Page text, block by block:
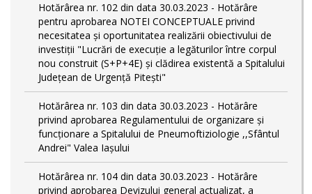
Hotărârea nr. 102 din data 30.03.2023 - Hotărâre
pentru aprobarea NOTEI CONCEPTUALE privind
necesitatea și oportunitatea realizării obiectivului de
investiții "Lucrări de execuție a legăturilor între corpul
nou construit (S+P+4E) și clădirea existentă a Spitalului
Județean de Urgență Pitești"
Hotărârea nr. 103 din data 30.03.2023 - Hotărâre
privind aprobarea Regulamentului de organizare și
funcționare a Spitalului de Pneumoftiziologie ,,Sfântul
Andrei" Valea Iașului
Hotărârea nr. 104 din data 30.03.2023 - Hotărâre
privind aprobarea Devizului general actualizat, a